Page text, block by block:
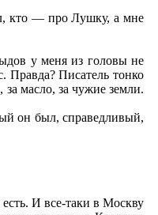
кто — про Лушку, а мне
у меня из головы не
Правда? Писатель тонко
масло, за чужие земли.
он был, справедливый,
И все-таки в Москву